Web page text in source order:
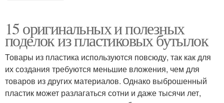
15 оригинальных и полезных
поделок из пластиковых бутылок
Товары из пластика используются повсюду, так как для
их создания требуются меньшие вложения, чем для
товаров из других материалов. Однако выброшенный
пластик может разлагаться сотни и даже тысячи лет,